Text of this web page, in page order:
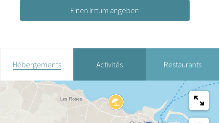
Einen Irrtum angeben
Hébergements Activités Restaurants